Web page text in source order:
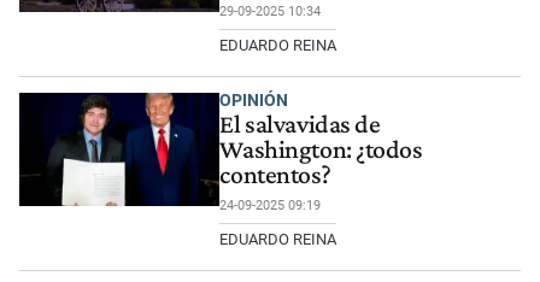
29-09-2025 10:34
EDUARDO REINA
OPINIÓN
El salvavidas de
Washington: ¿todos
contentos?
24-09-2025 09:19
EDUARDO REINA